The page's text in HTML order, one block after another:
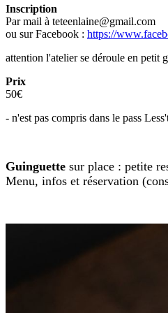
Inscription
Par mail à teteenlaine@gmail.com
ou sur Facebook : https://
attention l'atelier se déroule en petit
Prix
50€
- n'est pas compris dans le pass
Guinguette sur place : petite
Menu, infos et réservation